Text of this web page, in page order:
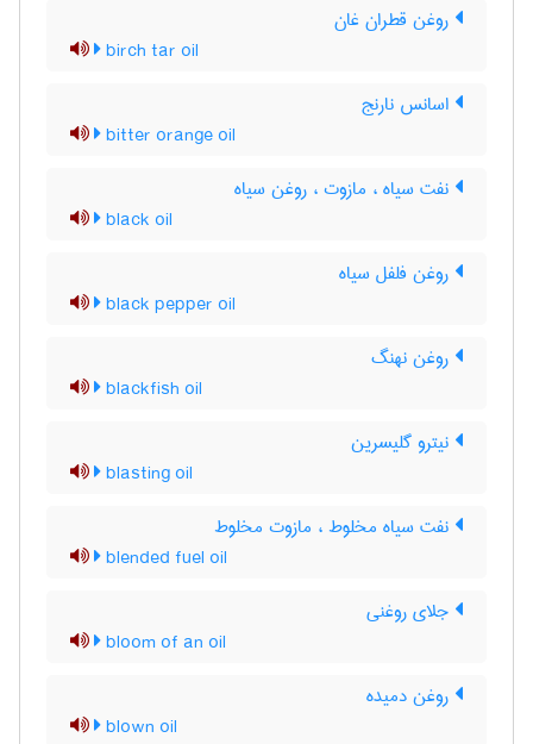
روغن قطران غان
birch tar oil
اسانس نارنج
bitter orange oil
نفت سیاه ، مازوت ، روغن سیاه
black oil
روغن فلفل سیاه
black pepper oil
روغن نهنگ
blackfish oil
نیترو گلیسرین
blasting oil
نفت سیاه مخلوط ، مازوت مخلوط
blended fuel oil
جلای روغنی
bloom of an oil
روغن دمیده
blown oil